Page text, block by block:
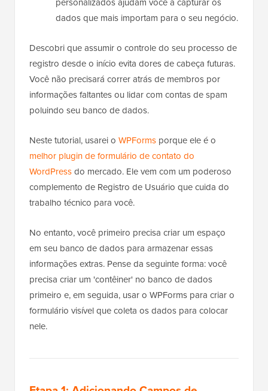
dados que mais importam para o seu negócio.
Descobri que assumir o controle do seu processo de
registro desde o início evita dores de cabeça futuras.
Você não precisará correr atrás de membros por
informações faltantes ou lidar com contas de spam
poluindo seu banco de dados.
Neste tutorial, usarei o WPForms porque ele é o
melhor plugin de formulário de contato do
WordPressdo mercado. Ele vem com um poderoso
complemento de Registro de Usuário que cuida do
trabalho técnico para você.
No entanto, você primeiro precisa criar um espaço
em seu banco de dados para armazenar essas
informações extras. Pense da seguinte forma: você
precisa criar um 'contêiner' no banco de dados
primeiro e, em seguida, usar o WPForms para criar o
formulário visível que coleta os dados para colocar
nele.